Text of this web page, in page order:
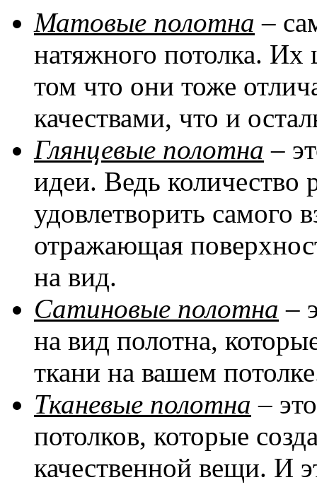
Матовые полотна –
натяжного потолка. Их
том что они тоже
качествами, что и
Глянцевые полотна –
идеи. Ведь количество
удовлетворить самого
отражающая
на вид.
Сатиновые полотна –
на вид полотна,
ткани на вашем
Тканевые полотна –
потолков, которые
качественной вещи. И